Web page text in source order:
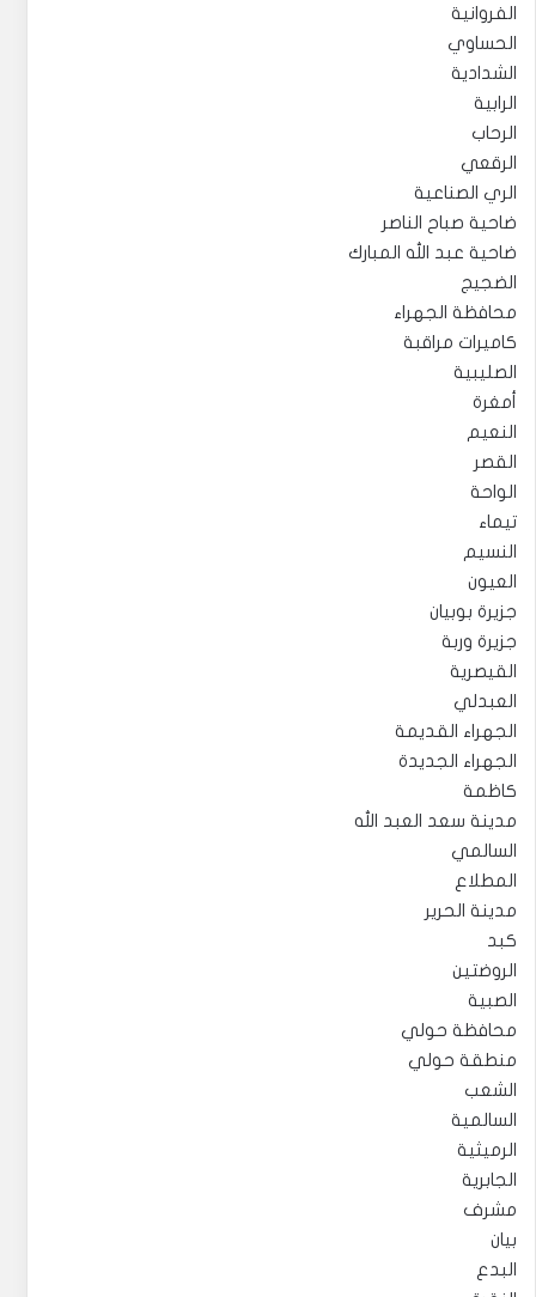
الفروانية
الحساوي
الشدادية
الرابية
الرحاب
الرقعي
الري الصناعية
ضاحية صباح الناصر
ضاحية عبد الله المبارك
الضجيج
محافظة الجهراء
كاميرات مراقبة
الصليبية
أمغرة
النعيم
القصر
الواحة
تيماء
النسيم
العيون
جزيرة بوبيان
جزيرة وربة
القيصرية
العبدلي
الجهراء القديمة
الجهراء الجديدة
كاظمة
مدينة سعد العبد الله
السالمي
المطلاع
مدينة الحرير
كبد
الروضتين
الصبية
محافظة حولي
منطقة حولي
الشعب
السالمية
الرميثية
الجابرية
مشرف
بيان
البدع